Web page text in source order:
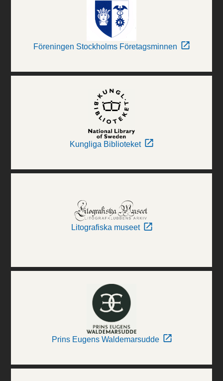
Föreningen Stockholms Företagsminnen
Kungliga Biblioteket
Litografiska museet
Prins Eugens Waldemarsudde